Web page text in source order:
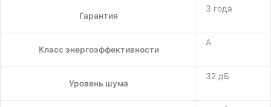
Гарантия
3 года
Класс энергоэффективности
A
Уровень шума
32 дБ